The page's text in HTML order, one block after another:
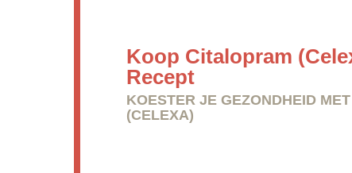
Koop Citalopram
Recept
KOESTER JE GEZONDHEID
(CELEXA)